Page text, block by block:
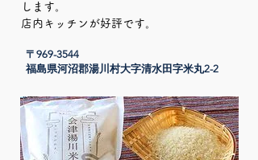
します。
店内キッチンが好評です。
〒969-3544
​福島県河沼郡湯川村大字清水田字米丸2-2